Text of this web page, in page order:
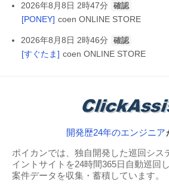
2026年8月8日 2時47分 確認
[PONEY] coen ONLINE STORE
2026年8月8日 2時46分 確認
[すぐたま] coen ONLINE STORE
開発歴24年のエンジニア
ポイカンでは、独自開発した巡回シス
イントサイトを24時間365日自動巡回
案件データを収集・蓄積しています。